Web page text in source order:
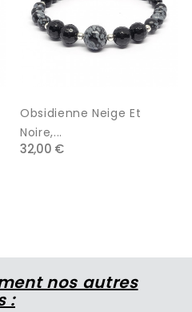
Obsidienne Neige Et
Noire,...
32,00 €
nos autres
: